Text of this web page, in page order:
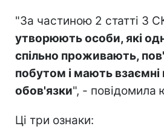
"За частиною 2 статті 3
утворюють особи, які
спільно проживають,
побутом і мають взаємні
обов'язки", - повідомила
Ці три ознаки: